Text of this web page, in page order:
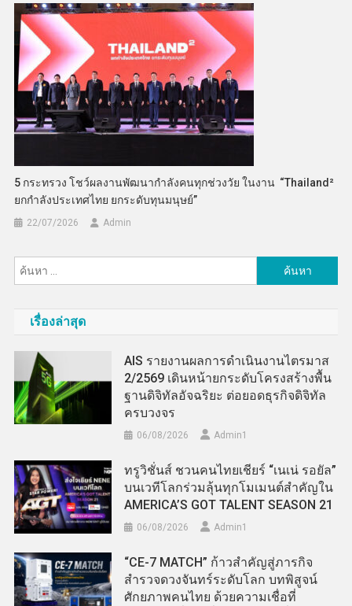
5 กระทรวง โชว์ผลงานพัฒนากำลังคนทุกช่วงวัย ในงาน “Thailand²
ยกกำลังประเทศไทย ยกระดับทุนมนุษย์”
22/07/2026 Admin
สำหรับ:
เรื่องล่าสุด
AIS รายงานผลการดำเนินงานไตรมาส
2/2569 เดินหน้ายกระดับโครงสร้างพื้น
ฐานดิจิทัลอัจฉริยะ ต่อยอดธุรกิจดิจิทัล
ครบวงจร
06/08/2026 Admin​1
ทรูวิชั่นส์ ชวนคนไทยเชียร์ “เนเน่ รอยัล”
บนเวทีโลกร่วมลุ้นทุกโมเมนต์สำคัญใน
AMERICA’S GOT TALENT SEASON 21
06/08/2026 Admin​1
“CE-7 MATCH” ก้าวสำคัญสู่ภารกิจ
สำรวจดวงจันทร์ระดับโลก บทพิสูจน์
ศักยภาพคนไทย ด้วยความเชื่อที่